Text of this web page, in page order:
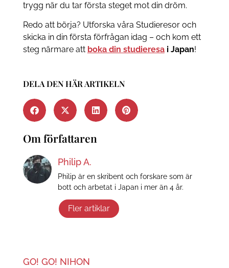
trygg när du tar första steget mot din dröm.
Redo att börja? Utforska våra Studieresor och
skicka in din första förfrågan idag – och kom ett
steg närmare att boka din studieresai Japan!
DELA DEN HÄR ARTIKELN
Om författaren
Philip A.
Philip är en skribent och forskare som är
bott och arbetat i Japan i mer än 4 år.
Fler artiklar
GO! GO! NIHON